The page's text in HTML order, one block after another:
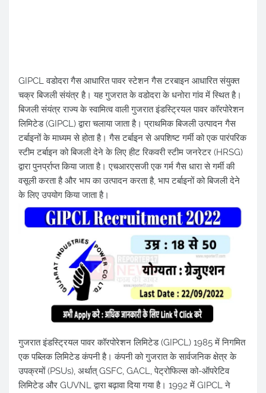
GIPCL वडोदरा गैस आधारित पावर स्टेशन गैस टरबाइन आधारित संयुक्त
चक्र बिजली संयंत्र है। यह गुजरात के वडोदरा के धनोरा गांव में स्थित है।
बिजली संयंत्र राज्य के स्वामित्व वाली गुजरात इंडस्ट्रियल पावर कॉरपोरेशन
लिमिटेड (GIPCL) द्वारा चलाया जाता है। प्राथमिक बिजली उत्पादन गैस
टर्बाइनों के माध्यम से होता है। गैस टर्बाइन से अपशिष्ट गर्मी को एक पारंपरिक
स्टीम टर्बाइन को बिजली देने के लिए हीट रिकवरी स्टीम जनरेटर (HRSG)
द्वारा पुनर्प्राप्त किया जाता है। एचआरएसजी एक गर्म गैस धारा से गर्मी की
वसूली करता है और भाप का उत्पादन करता है, भाप टर्बाइनों को बिजली देने
के लिए उपयोग किया जाता है।
गुजरात इंडस्ट्रियल पावर कॉरपोरेशन लिमिटेड (GIPCL) 1985 में निगमित
एक पब्लिक लिमिटेड कंपनी है। कंपनी को गुजरात के सार्वजनिक क्षेत्र के
उपक्रमों (PSUs), अर्थात् GSFC, GACL, पेट्रोफिल्स को-ऑपरेटिव
लिमिटेड और GUVNL द्वारा बढ़ावा दिया गया है। 1992 में GIPCL ने